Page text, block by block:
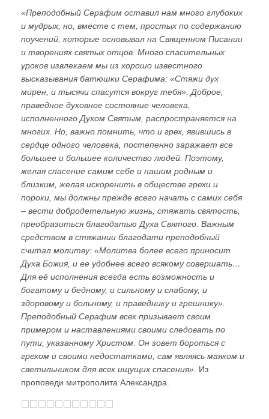
«Преподобный Серафим оставил нам много глубоких
и мудрых, но, вместе с тем, простых по содержанию
поучений, которые основывал на Священном Писании
и творениях святых отцов. Много спасительных
уроков извлекаем мы из хорошо известного
высказывания батюшки Серафима: «Стяжи дух
мирен, и тысячи спасутся вокруг тебя». Доброе,
праведное духовное состояние человека,
исполненного Духом Святым, распространяется на
многих. Но, важно помнить, что и грех, явившись в
сердце одного человека, постепенно заражает все
большее и большее количество людей. Поэтому,
желая спасение самим себе и нашим родным и
близким, желая искоренить в обществе грехи и
пороки, мы должны прежде всего начать с самих себя
– вести добродетельную жизнь, стяжать святость,
преобразиться благодатью Духа Святого. Важным
средством в стяжании благодати преподобный
считал молитву: «Молитва более всего приносит
Духа Божия, и ее удобнее всего всякому совершать…
Для её исполнения всегда есть возможность и
богатому и бедному, и сильному и слабому, и
здоровому и больному, и праведнику и грешнику».
Преподобный Серафим всех призывает своим
примером и наставлениями своими следовать по
пути, указанному Христом. Он зовет бороться с
грехом и своими недостатками, сам являясь маяком и
светильником для всех ищущих спасения» . Из
проповеди митрополита Александра.